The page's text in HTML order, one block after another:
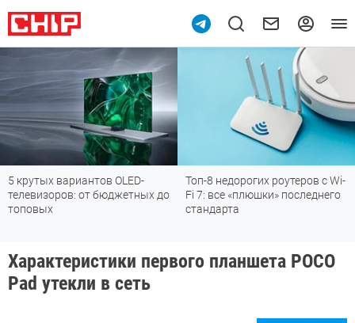
5 крутых вариантов OLED-
телевизоров: от бюджетных до
топовых
Топ-8 недорогих роутеров с Wi-
Fi 7: все «плюшки» последнего
стандарта
Характеристики первого планшета POCO
Pad утекли в сеть